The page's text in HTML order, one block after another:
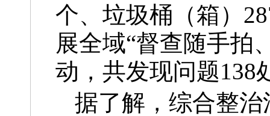
个、垃圾桶（箱）
展全域“督查随手拍
动，共发现问题
据了解，综合整治